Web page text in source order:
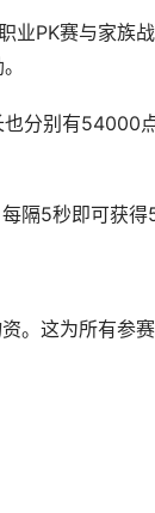
业PK赛与家族
分别有54000
隔5秒即可获得
。这为所有参